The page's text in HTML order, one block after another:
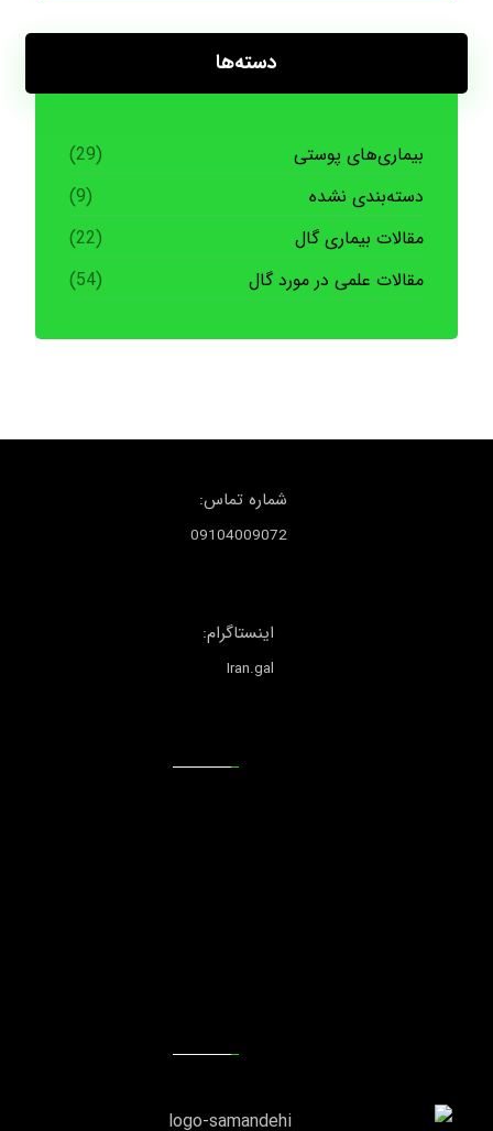
دسته‌ها
بیماری‌های پوستی
(29)
دسته‌بندی نشده
(9)
مقالات بیماری گال
(22)
مقالات علمی در مورد گال
(54)
شماره تماس:
09104009072
اینستاگرام:
Iran.gal